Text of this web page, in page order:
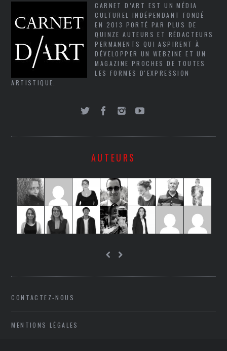
CARNET D’ART EST UN MÉDIA
CULTUREL INDÉPENDANT FONDÉ
EN 2013 PORTÉ PAR PLUS DE
QUINZE AUTEURS ET RÉDACTEURS
PERMANENTS QUI ASPIRENT À
DÉVELOPPER UN WEBZINE ET UN
MAGAZINE PROCHES DE TOUTES
LES FORMES D'EXPRESSION
ARTISTIQUE.
AUTEURS
CONTACTEZ-NOUS
MENTIONS LÉGALES